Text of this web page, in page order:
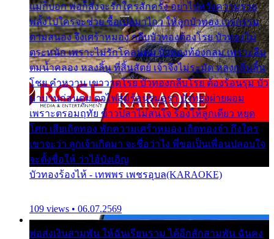
แม่ก็บอก พ่อก็สั่งจะรักใครสักครั้ง อย่าไปหวังความรวย
พลั้งไปใครจะช่วย ซื้อเปลมาไกว ให้ลูกบัวทอง เวรกรรม
ตามสนอง จึงเศร้าหมอง กลีบบัวทองต้องโรย บัวทองไม่
ตระหนัก เพราะไม่รักโคลนตม บัวทองท้องกลม เพราะลืม
ตมน้ำคลอง หลงลิ้น ที่สิ้นสัตย์ เจ้าจึงไม่ระมัด หลงกลิ่นลิ้น
โชย คำหวาน เขาวาดโรย บัวทองกลีบโรย ต้องร้อนรุม บัว
มาบานก่อนตูม ดุจไฟสุมร้อนรุมอุรา บัวทองผ่ายผอม
เพราะตรอมฤทัย ข้าวปลาไม่สนใจ ร้องไห้ลูกเดียว หยุด
โศก เสียเถิดทอง พักความเศร้าหมอง เถิดทองจ๋า ถึงใคร
เขาจะว่า ลูกเจ้าเกิดมา จะชื่อว่าไง พี่ขอเป็นเพื่อนปลอบใจ
จะตั้งชื่อให้ ว่าไอ้บังเอิญ
บัวทองร้องไห้ - เทพพร เพชรอุบล(KARAOKE)
109 views • 06.07.2569
พ่อส่งเงินสามพัน ให้ฉันเรียนราม ได้อีกสักสามพัน ฉันคง